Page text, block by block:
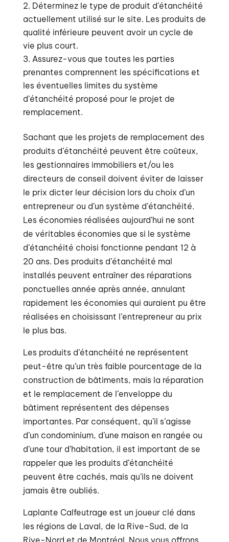
Déterminez le type de produit d’étanchéité
actuellement utilisé sur le site. Les produits de
qualité inférieure peuvent avoir un cycle de
vie plus court.
Assurez-vous que toutes les parties
prenantes comprennent les spécifications et
les éventuelles limites du système
d’étanchéité proposé pour le projet de
remplacement.
Sachant que les projets de remplacement des
produits d’étanchéité peuvent être coûteux,
les gestionnaires immobiliers et/ou les
directeurs de conseil doivent éviter de laisser
le prix dicter leur décision lors du choix d’un
entrepreneur ou d’un système d’étanchéité.
Les économies réalisées aujourd’hui ne sont
de véritables économies que si le système
d’étanchéité choisi fonctionne pendant 12 à
20 ans. Des produits d’étanchéité mal
installés peuvent entraîner des réparations
ponctuelles année après année, annulant
rapidement les économies qui auraient pu être
réalisées en choisissant l’entrepreneur au prix
le plus bas.
Les produits d’étanchéité ne représentent
peut-être qu’un très faible pourcentage de la
construction de bâtiments, mais la réparation
et le remplacement de l’enveloppe du
bâtiment représentent des dépenses
importantes. Par conséquent, qu’il s’agisse
d’un condominium, d’une maison en rangée ou
d’une tour d’habitation, il est important de se
rappeler que les produits d’étanchéité
peuvent être cachés, mais qu’ils ne doivent
jamais être oubliés.
Laplante Calfeutrage est un joueur clé dans
les régions de Laval, de la Rive-Sud, de la
Rive-Nord et de Montréal. Nous vous offrons